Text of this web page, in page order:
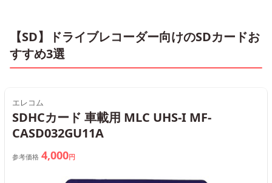
【SD】ドライブレコーダー向けのSDカードお
すすめ3選
エレコム
SDHCカード 車載用 MLC UHS-I MF-
CASD032GU11A
参考価格 4,000円